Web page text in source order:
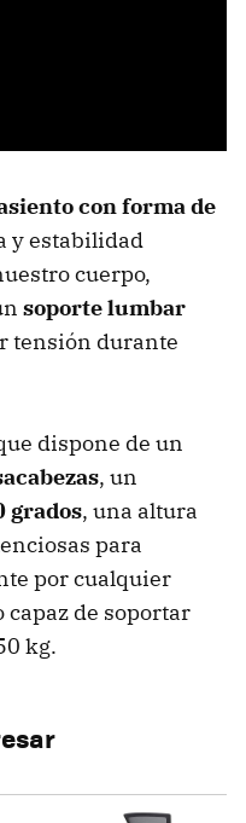
con forma de
y estabilidad
cuerpo,
soporte lumbar
tensión durante
dispone de un
, un
grados, una altura
para
por cualquier
de soportar
kg.